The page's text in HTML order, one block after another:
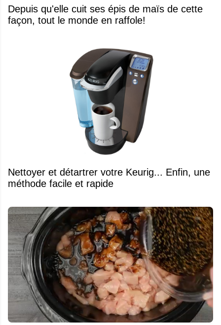
Depuis qu'elle cuit ses épis de maïs de cette
façon, tout le monde en raffole!
Nettoyer et détartrer votre Keurig... Enfin, une
méthode facile et rapide